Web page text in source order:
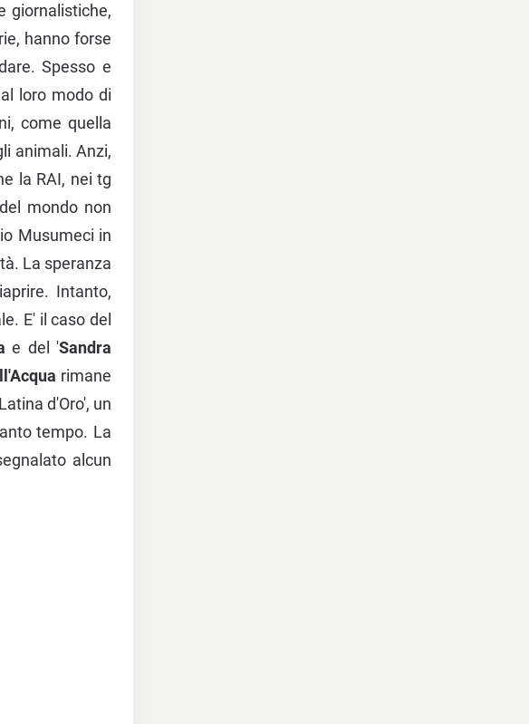
giornalistiche,
hanno forse
Spesso e
loro modo di
come quella
animali. Anzi,
la RAI, nei tg
mondo non
Musumeci in
La speranza
Intanto,
E' il caso del
e del 'Sandra
rimane
d'Oro', un
tempo. La
alcun